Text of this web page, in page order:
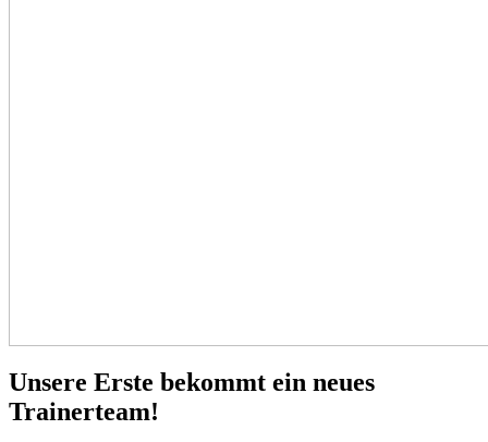
Unsere Erste bekommt ein neues
Trainerteam!